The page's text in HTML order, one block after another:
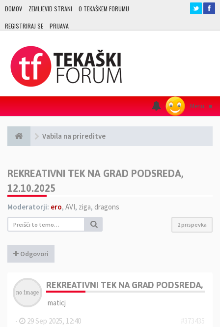
DOMOV ZEMLJEVID STRANI O TEKAŠKEM FORUMU
REGISTRIRAJ SE PRIJAVA
Menu ≡
Vabila na prireditve
REKREATIVNI TEK NA GRAD PODSREDA,
12.10.2025
Moderatorji: ero, AVI, ziga, dragons
2 prispevka
Odgovori
REKREATIVNI TEK NA GRAD PODSREDA,
maticj
-
29 Sep 2025, 12:40
#373435